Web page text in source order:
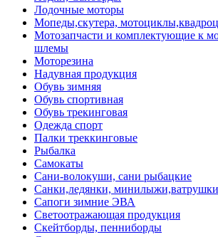
Лодочные моторы
Мопеды,скутера,
Мотозапчасти и комплектующие к
шлемы
Моторезина
Надувная продукция
Обувь зимняя
Обувь спортивная
Обувь трекинговая
Одежда спорт
Палки треккинговые
Рыбалка
Самокаты
Сани-волокуши, сани рыбацкие
Санки,ледянки, минилыжи,ватрушки
Сапоги зимние ЭВА
Светоотражающая продукция
Скейтборды, пенниборды